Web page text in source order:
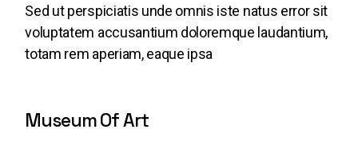
Sed ut perspiciatis unde omnis iste natus error sit
voluptatem accusantium doloremque laudantium,
totam rem aperiam, eaque ipsa
Museum Of Art